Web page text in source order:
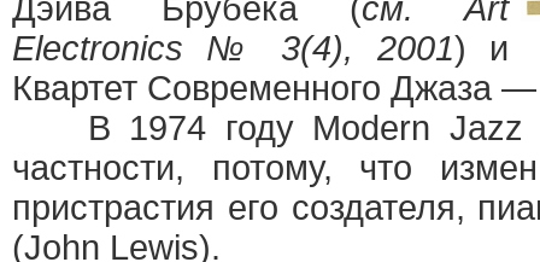
Дэйва Брубека (см. Art
Electronics № 3(4), 2001) и
Квартет Современного Джаза
В 1974 году Modern Jazz
частности, потому, что
пристрастия его создателя,
(John Lewis).